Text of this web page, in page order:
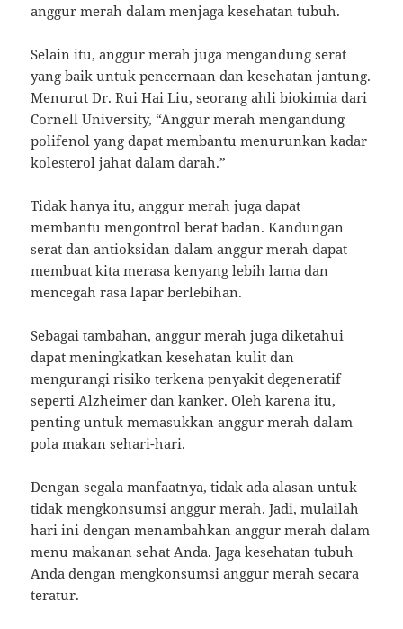
anggur merah dalam menjaga kesehatan tubuh.
Selain itu, anggur merah juga mengandung serat
yang baik untuk pencernaan dan kesehatan jantung.
Menurut Dr. Rui Hai Liu, seorang ahli biokimia dari
Cornell University, “Anggur merah mengandung
polifenol yang dapat membantu menurunkan kadar
kolesterol jahat dalam darah.”
Tidak hanya itu, anggur merah juga dapat
membantu mengontrol berat badan. Kandungan
serat dan antioksidan dalam anggur merah dapat
membuat kita merasa kenyang lebih lama dan
mencegah rasa lapar berlebihan.
Sebagai tambahan, anggur merah juga diketahui
dapat meningkatkan kesehatan kulit dan
mengurangi risiko terkena penyakit degeneratif
seperti Alzheimer dan kanker. Oleh karena itu,
penting untuk memasukkan anggur merah dalam
pola makan sehari-hari.
Dengan segala manfaatnya, tidak ada alasan untuk
tidak mengkonsumsi anggur merah. Jadi, mulailah
hari ini dengan menambahkan anggur merah dalam
menu makanan sehat Anda. Jaga kesehatan tubuh
Anda dengan mengkonsumsi anggur merah secara
teratur.